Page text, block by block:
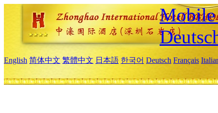
Mobile
English 简体中文 繁體中文 日本語 한국어 Deutsch Français